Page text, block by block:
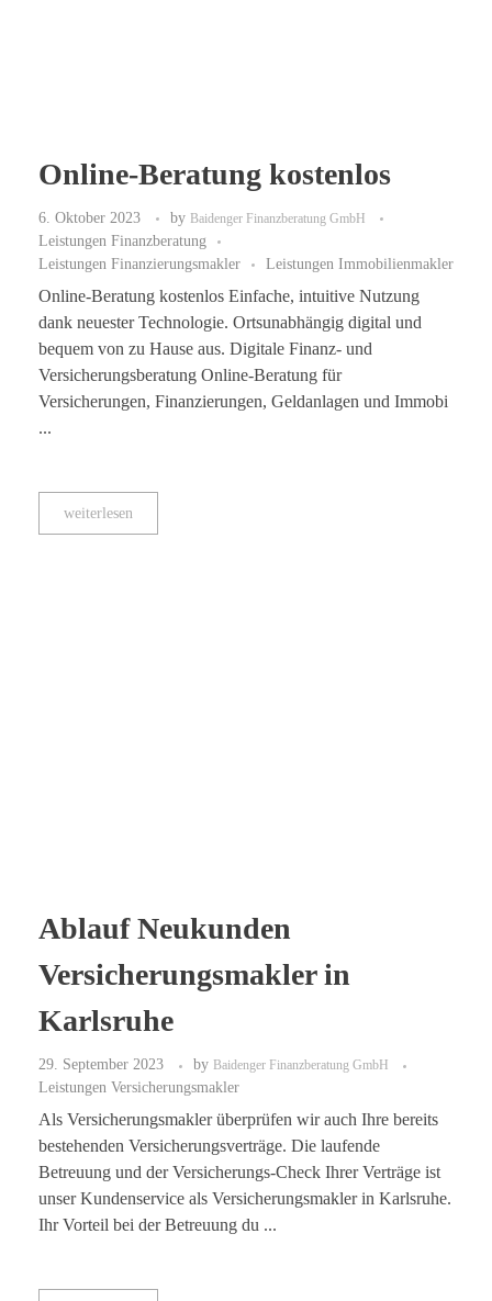
Online-Beratung kostenlos
6. Oktober 2023 by Baidenger Finanzberatung GmbH
Leistungen Finanzberatung
Leistungen Finanzierungsmakler
Leistungen Immobilienmakler
Online-Beratung kostenlos Einfache, intuitive Nutzung
dank neuester Technologie. Ortsunabhängig digital und
bequem von zu Hause aus. Digitale Finanz- und
Versicherungsberatung Online-Beratung für
Versicherungen, Finanzierungen, Geldanlagen und Immobi
...
weiterlesen
Ablauf Neukunden
Versicherungsmakler in
Karlsruhe
29. September 2023 by Baidenger Finanzberatung GmbH
Leistungen Versicherungsmakler
Als Versicherungsmakler überprüfen wir auch Ihre bereits
bestehenden Versicherungsverträge. Die laufende
Betreuung und der Versicherungs-Check Ihrer Verträge ist
unser Kundenservice als Versicherungsmakler in Karlsruhe.
Ihr Vorteil bei der Betreuung du ...